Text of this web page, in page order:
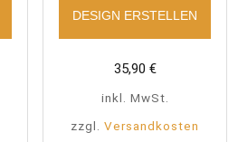
DESIGN ERSTELLEN
35,90 €
inkl. MwSt.
zzgl.Versandkosten